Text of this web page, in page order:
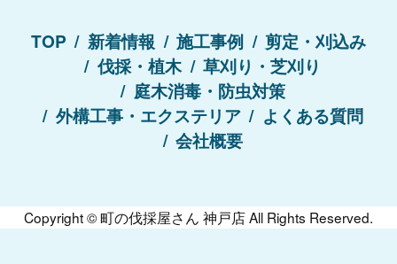
TOP 新着情報 施工事例
剪定・刈込み
伐採・植木
草刈り・芝刈り
庭木消毒・防虫対策
外構工事・エクステリア
よくある質問
会社概要
Copyright ©町の伐採屋さん 神戸店All Rights Reserved.